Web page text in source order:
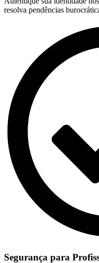
resolva pendências
Segurança para